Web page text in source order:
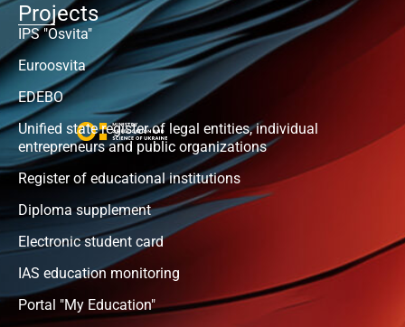
Projects
IPS "Osvita"
Euroosvita
EDEBO
Unified state register of legal entities, individual
entrepreneurs and public organizations
Register of educational institutions
Diploma supplement
Electronic student card
IAS education monitoring
Portal "My Education"